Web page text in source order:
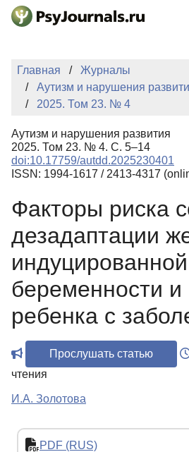
Перейти к основному содержанию
НОВОСТИ
АВТОРЫ
КЛЮЧЕВЫЕ
Регистрация
Главная
Журналы
Аутизм и нарушения
2025. Том 23. № 4
Аутизм и нарушения развития
2025. Том 23. № 4. С. 5–14
doi:10.17759/autdd.2025230401
ISSN: 1994-1617 / 2413-4317
Факторы риска
дезадаптации
индуцированной
беременности
ребенка с
Прослушать статью
чтения
И.А. Золотова
PDF (RUS)